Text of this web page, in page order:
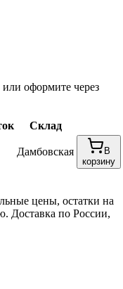
оформите через
Склад
Дамбовская
В
корзину
цены, остатки на
Доставка по России,